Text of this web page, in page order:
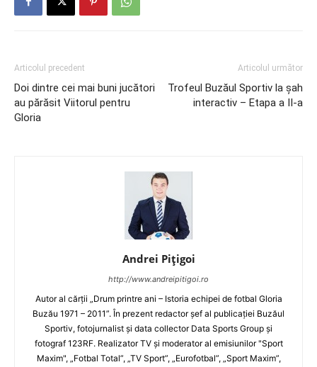
Articolul precedent
Doi dintre cei mai buni jucători
au părăsit Viitorul pentru
Gloria
Articolul următor
Trofeul Buzăul Sportiv la șah
interactiv – Etapa a II-a
Andrei Pițigoi
http://www.andreipitigoi.ro
Autor al cărţii „Drum printre ani – Istoria echipei de fotbal Gloria
Buzău 1971 – 2011”. În prezent redactor şef al publicaţiei Buzăul
Sportiv, fotojurnalist şi data collector Data Sports Group şi
fotograf 123RF. Realizator TV şi moderator al emisiunilor "Sport
Maxim", „Fotbal Total”, „TV Sport”, „Eurofotbal”, „Sport Maxim”,